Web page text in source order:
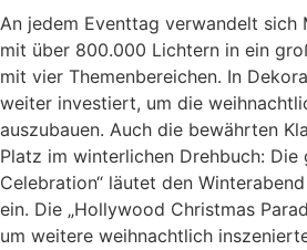
An jedem Eventtag verwandelt sich
mit über 800.000 Lichtern in ein
mit vier Themenbereichen. In
weiter investiert, um die
auszubauen. Auch die bewährten
Platz im winterlichen Drehbuch: Die
Celebration“ läutet den
ein. Die „Hollywood Christmas
um weitere weihnachtlich